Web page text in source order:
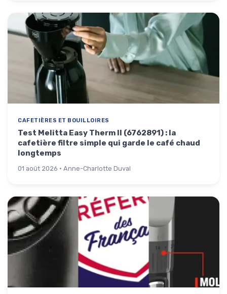
CAFETIÈRES ET BOUILLOIRES
Test Melitta Easy Therm II (6762891) : la
cafetière filtre simple qui garde le café chaud
longtemps
01 août 2026 · Anne-Charlotte Duval